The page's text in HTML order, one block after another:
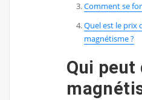
Comment se
Quel est le prix
magnétisme ?
Qui peut